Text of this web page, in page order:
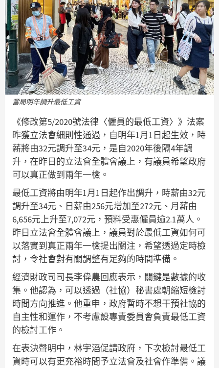
當局明年調升最低工資
《修改第5/2020號法律〈僱員的最低工資〉》法案
昨獲立法會細則性通過，自明年1月1日起生效，時
薪將由32元調升至34元，是自2020年後隔4年調
升，在昨日的立法會全體會議上，有議員希望政府
可以真正做到兩年一檢。
最低工資將由明年1月1日起作出調升，時薪由32元
調升至34元、日薪由256元增加至272元、月薪由
6,656元上升至7,072元，預料受惠僱員逾2.1萬人。
昨日立法會全體會議上，議員對於最低工資如何可
以落實到真正兩年一檢提出關注，希望透過定時檢
討，令社會對有關調整有足夠的時間準備。
經濟財政司司長李偉農回應表示，關鍵是數據的收
集。他認為，可以透過（社協）秘書處朝縮短檢討
時間方向推進。他重申，政府暫時不想干預社協的
自主性和運作，不考慮設專責委員會負責最低工資
的檢討工作。
在表決聲明中，林宇滔促請政府，下次檢討最低工
資時可以有更充裕時間予立法會及社會作準備。議